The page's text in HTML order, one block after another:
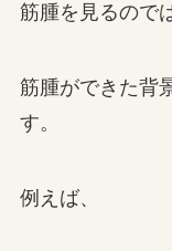
筋腫を見るので
筋腫ができた背
す。
例えば、